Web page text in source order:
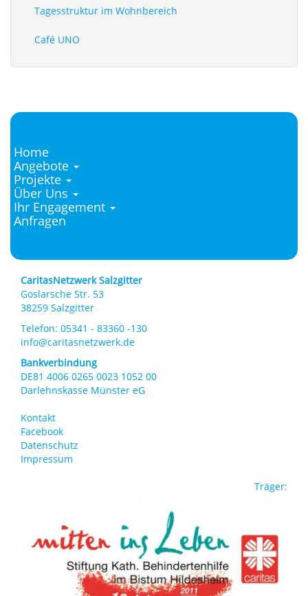
Tagesstruktur im Wohnbereich
Café UNO
Main
Navigation
Home
Angebote
Projekte
Über Uns
Ihr Engagement
Anfragen
CaritasNetzwerk Salzgitter
Goslarsche Str. 53
38259 Salzgitter
Telefon: 05341 - 83360 -130
info@caritasnetzwerk.de
Bankverbindung
DE81 4006 0265 0023 1052 00
Darlehnskasse Münster eG
Footer
menu
Kontakt
Facebook
Datenschutz
Impressum
Träger: